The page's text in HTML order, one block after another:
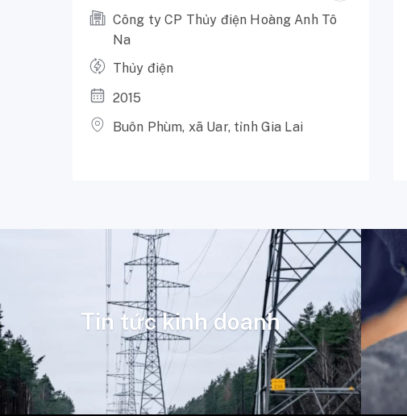
Công ty CP Thủy điện Hoàng Anh Tô
Na
Thủy điện
2015
Buôn Phùm, xã Uar, tỉnh Gia Lai
Tin tức kinh doanh